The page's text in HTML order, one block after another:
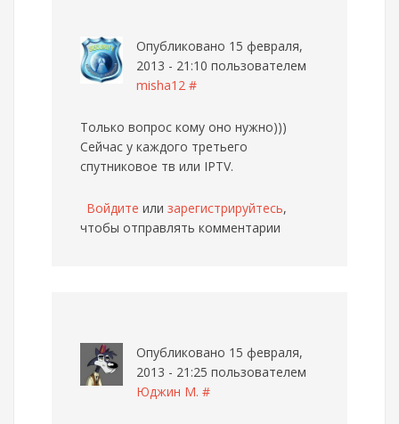
Опубликовано 15 февраля,
2013 - 21:10 пользователем
misha12 #
Только вопрос кому оно нужно)))
Сейчас у каждого третьего
спутниковое тв или IPTV.
Войдите или зарегистрируйтесь,
чтобы отправлять комментарии
Опубликовано 15 февраля,
2013 - 21:25 пользователем
Юджин М. #